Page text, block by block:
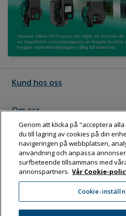
Kund hos oss
Om oss
Följ Dahl
Dahl
Box 11076, 161 11
Tel:08-583
Genom att klicka på "acceptera
du till lagring av cookies på din
navigeringen på webbplatsen,
användning och anpassa
surfbeteende tillsammans med
annonspartners. Vår Cookie-
Cookie-